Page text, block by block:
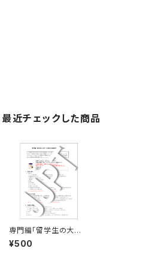
最近チェックした商品
専門編「留学生の大学・
大学院の面接対策」こ
れで合格！ 改訂版
¥500